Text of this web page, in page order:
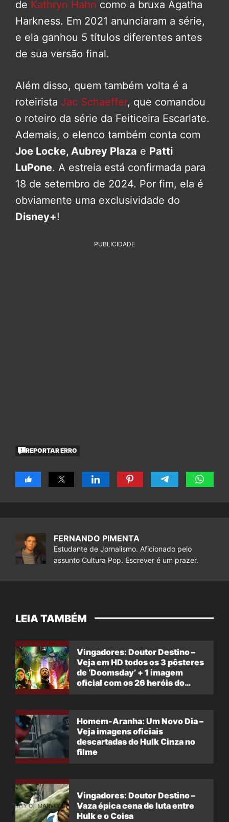
de Kathryn Hahn como a bruxa Agatha
Harkness. Em 2021 anunciaram a série,
e ela ganhou 5 títulos diferentes antes
de sua versão final.
Além disso, quem também volta é a
roteirista Jac Schaeffer, que comandou
o roteiro da série da Feiticeira Escarlate.
Ademais, o elenco também conta com
Joe Locke, Aubrey Plaza e Patti
LuPone. A estreia está confirmada para
18 de setembro de 2024. Por fim, ela é
obviamente uma exclusividade do
Disney+!
PUBLICIDADE
REPORTAR ERRO
FERNANDO PIMENTA
Estudante de Jornalismo. Aficionado pelo
assunto Cultura Pop. Escrever é um prazer.
LEIA TAMBÉM
Vingadores: Doutor Destino –
Veja em HD todos os 3 pôsteres
de ‘Doomsday’ + 1 imagem
oficial com os 26 heróis do
Homem-Aranha: Um Novo Dia –
Veja imagens oficiais
descartadas do Hulk Cinza no
filme
Vingadores: Doutor Destino –
Vaza épica cena de luta entre
Hulk e o Coisa